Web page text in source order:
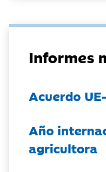
Informes
Acuerdo
Año
agricultora